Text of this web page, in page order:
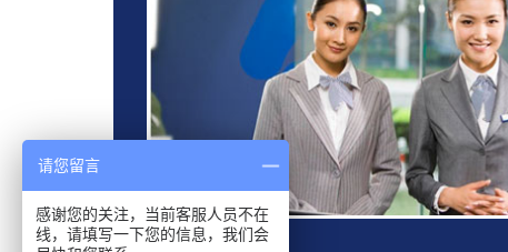
请您留言
感谢您的关注，当前客服人员不在
线，请填写一下您的信息，我们会